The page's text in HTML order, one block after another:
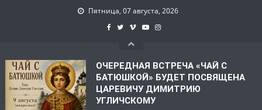
Пятница, 07 августа, 2026
ОЧЕРЕДНАЯ ВСТРЕЧА «ЧАЙ С
БАТЮШКОЙ» БУДЕТ ПОСВЯЩЕНА
ЦАРЕВИЧУ ДИМИТРИЮ
УГЛИЧСКОМУ